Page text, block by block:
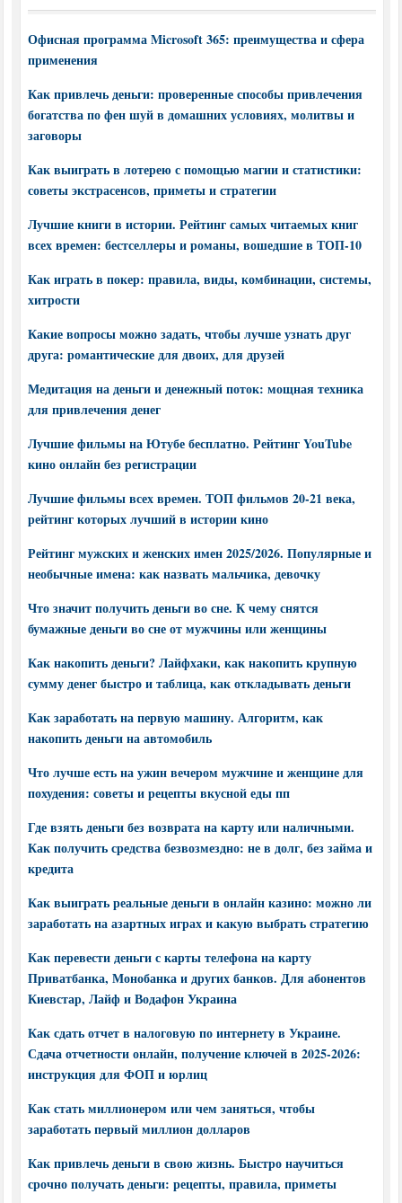
Офисная программа Microsoft 365: преимущества и сфера
применения
Как привлечь деньги: проверенные способы привлечения
богатства по фен шуй в домашних условиях, молитвы и
заговоры
Как выиграть в лотерею с помощью магии и статистики:
советы экстрасенсов, приметы и стратегии
Лучшие книги в истории. Рейтинг самых читаемых книг
всех времен: бестселлеры и романы, вошедшие в ТОП-10
Как играть в покер: правила, виды, комбинации, системы,
хитрости
Какие вопросы можно задать, чтобы лучше узнать друг
друга: романтические для двоих, для друзей
Медитация на деньги и денежный поток: мощная техника
для привлечения денег
Лучшие фильмы на Ютубе бесплатно. Рейтинг YouTube
кино онлайн без регистрации
Лучшие фильмы всех времен. ТОП фильмов 20-21 века,
рейтинг которых лучший в истории кино
Рейтинг мужских и женских имен 2025/2026. Популярные и
необычные имена: как назвать мальчика, девочку
Что значит получить деньги во сне. К чему снятся
бумажные деньги во сне от мужчины или женщины
Как накопить деньги? Лайфхаки, как накопить крупную
сумму денег быстро и таблица, как откладывать деньги
Как заработать на первую машину. Алгоритм, как
накопить деньги на автомобиль
Что лучше есть на ужин вечером мужчине и женщине для
похудения: советы и рецепты вкусной еды пп
Где взять деньги без возврата на карту или наличными.
Как получить средства безвозмездно: не в долг, без займа и
кредита
Как выиграть реальные деньги в онлайн казино: можно ли
заработать на азартных играх и какую выбрать стратегию
Как перевести деньги с карты телефона на карту
Приватбанка, Монобанка и других банков. Для абонентов
Киевстар, Лайф и Водафон Украина
Как сдать отчет в налоговую по интернету в Украине.
Сдача отчетности онлайн, получение ключей в 2025-2026:
инструкция для ФОП и юрлиц
Как стать миллионером или чем заняться, чтобы
заработать первый миллион долларов
Как привлечь деньги в свою жизнь. Быстро научиться
срочно получать деньги: рецепты, правила, приметы